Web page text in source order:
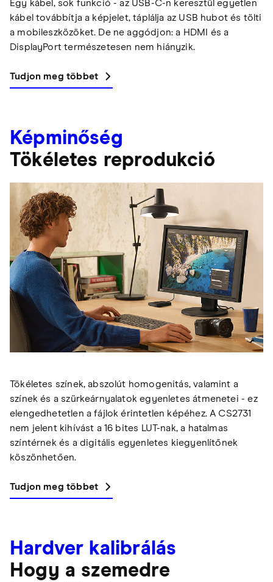
Egy kábel, sok funkció - az USB-C-n keresztül egyetlen
kábel továbbítja a képjelet, táplálja az USB hubot és tölti
a mobileszközöket. De ne aggódjon: a HDMI és a
DisplayPort természetesen nem hiányzik.
Tudjon meg többet
Képminőség
Tökéletes reprodukció
Tökéletes színek, abszolút homogenitás, valamint a
színek és a szürkeárnyalatok egyenletes átmenetei - ez
elengedhetetlen a fájlok érintetlen képéhez. A CS2731
nem jelent kihívást a 16 bites LUT-nak, a hatalmas
színtérnek és a digitális egyenletes kiegyenlítőnek
köszönhetően.
Tudjon meg többet
Hardver kalibrálás
Hogy a szemedre